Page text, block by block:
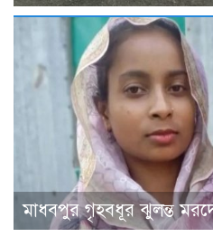
মাধবপুর গৃহবধূর ঝুলন্ত